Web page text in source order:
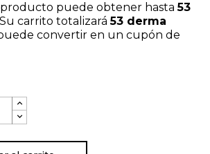
producto puede obtener hasta53
Su carrito totalizará53 derma
convertir en un cupón de